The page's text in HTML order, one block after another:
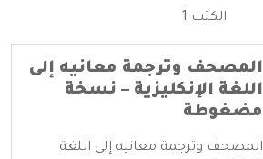
الكتب 1
المصحف وترجمة معانيه إلى
اللغة الإنكليزية – نسخة
مضغوطة
المصحف وترجمة معانيه إلى اللغة